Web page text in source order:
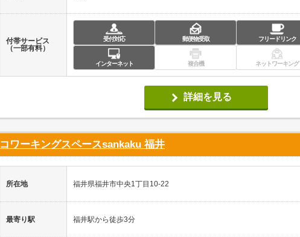
付帯サービス
（一部有料）
受付対応 郵便物受取 フリードリンク
インターネット 複合機 ネットワーキング
詳細を見る
コワーキングスペースsankaku 福井
所在地 福井県福井市中央1丁目10-22
最寄り駅 福井駅から徒歩3分